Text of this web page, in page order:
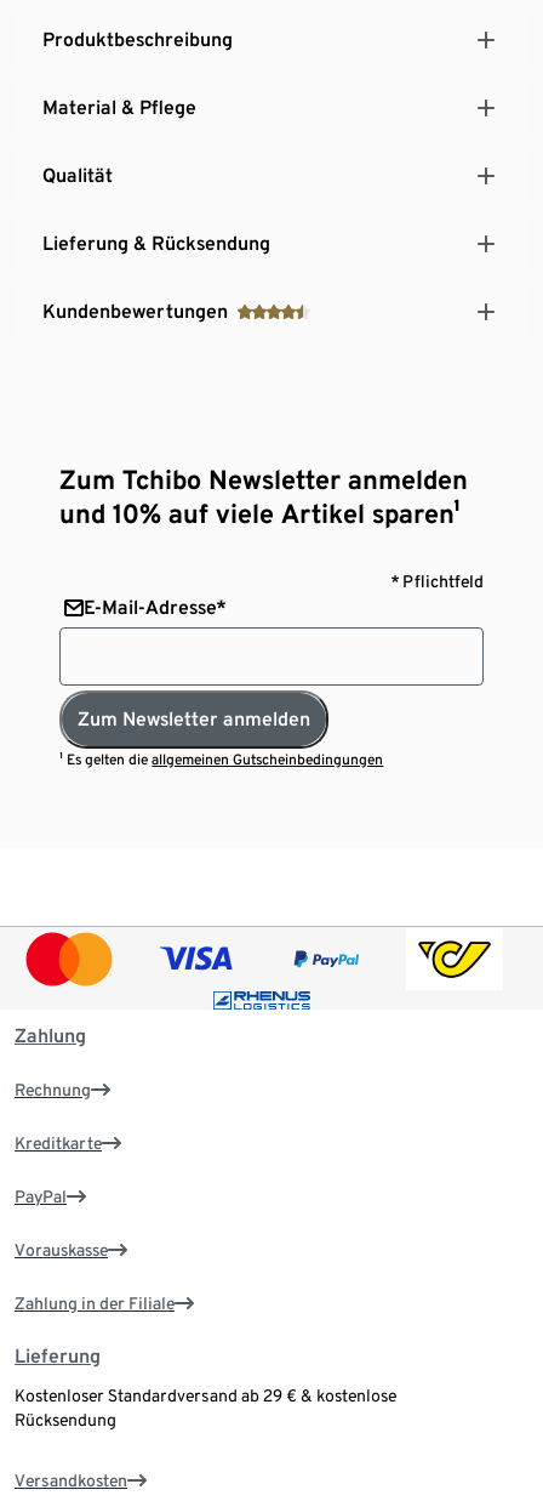
Produktbeschreibung
Material & Pflege
Qualität
Lieferung & Rücksendung
Kundenbewertungen
Zum Tchibo Newsletter anmelden
und 10% auf viele Artikel sparen¹
* Pflichtfeld
E-Mail-Adresse*
Zum Newsletter anmelden
¹ Es gelten dieallgemeinen Gutscheinbedingungen
Zahlung
Rechnung
Kreditkarte
PayPal
Vorauskasse
Zahlung in der Filiale
Lieferung
Kostenloser Standardversand ab 29 € & kostenlose
Rücksendung
Versandkosten